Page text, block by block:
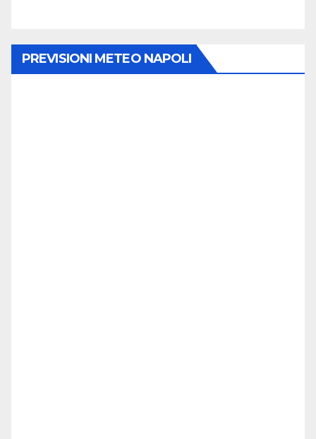
PREVISIONI METEO NAPOLI